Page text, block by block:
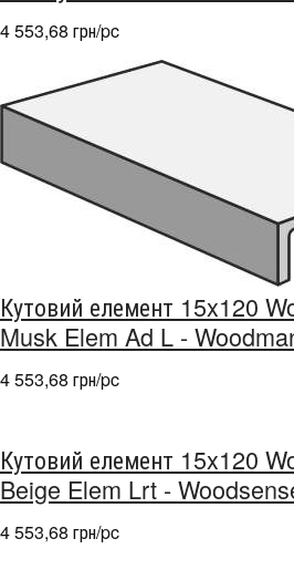
4 553,68 грн/pc
Кутовий елемент 15x120
Musk Elem Ad L -
4 553,68 грн/pc
Кутовий елемент 15x120
Beige Elem Lrt -
4 553,68 грн/pc